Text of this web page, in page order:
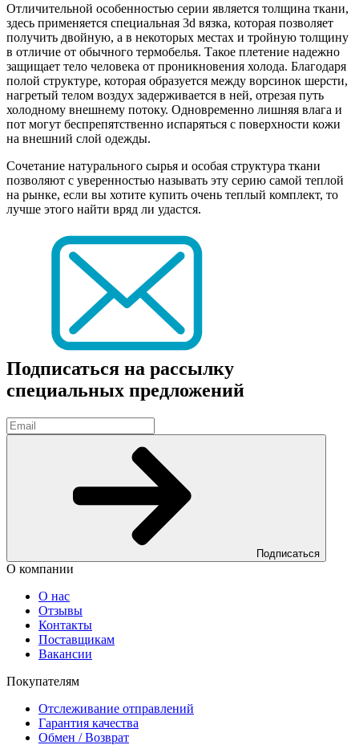
Отличительной особенностью серии является толщина ткани,
здесь применяется специальная 3d вязка, которая позволяет
получить двойную, а в некоторых местах и тройную толщину
в отличие от обычного термобелья. Такое плетение надежно
защищает тело человека от проникновения холода. Благодаря
полой структуре, которая образуется между ворсинок шерсти,
нагретый телом воздух задерживается в ней, отрезая путь
холодному внешнему потоку. Одновременно лишняя влага и
пот могут беспрепятственно испаряться с поверхности кожи
на внешний слой одежды.
Сочетание натурального сырья и особая структура ткани
позволяют с уверенностью называть эту серию самой теплой
на рынке, если вы хотите купить очень теплый комплект, то
лучше этого найти вряд ли удастся.
Подписаться на рассылку
специальных предложений
Подписаться
О компании
О нас
Отзывы
Контакты
Поставщикам
Вакансии
Покупателям
Отслеживание отправлений
Гарантия качества
Обмен / Возврат